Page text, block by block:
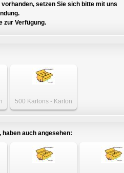
setzen Sie sich bitte mit uns
zur Verfügung.
500 Kartons - Karton
1195 x 200 x 200mm
auch angesehen: